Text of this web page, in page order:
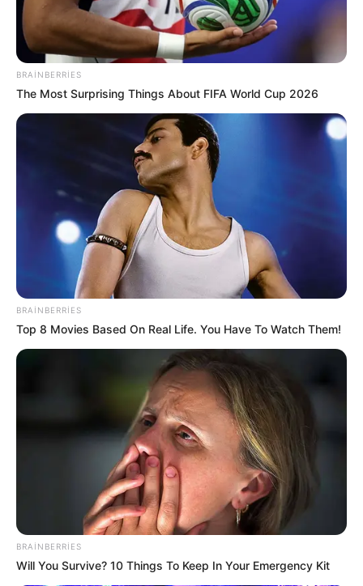
Digər xəbərlər
BRAINBERRIES
The Most Surprising Things About FIFA World Cup 2026
BRAINBERRIES
Top 8 Movies Based On Real Life. You Have To Watch Them!
BRAINBERRIES
Will You Survive? 10 Things To Keep In Your Emergency Kit